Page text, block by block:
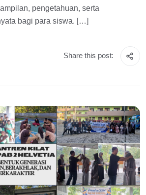
pengetahuan, serta
bagi para siswa. […]
Share this post: